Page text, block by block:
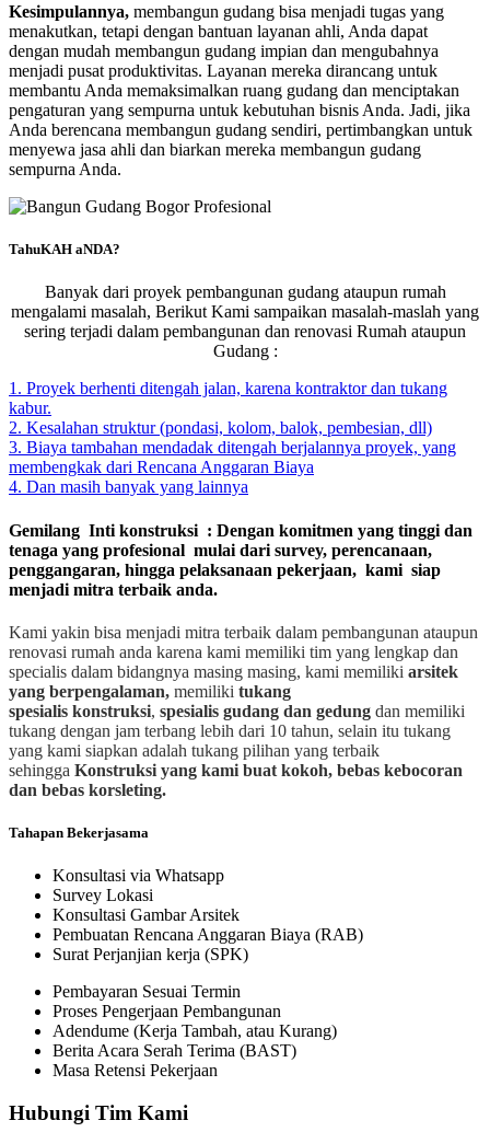
Kesimpulannya, membangun gudang bisa menjadi tugas yang
menakutkan, tetapi dengan bantuan layanan ahli, Anda dapat
dengan mudah membangun gudang impian dan mengubahnya
menjadi pusat produktivitas. Layanan mereka dirancang untuk
membantu Anda memaksimalkan ruang gudang dan menciptakan
pengaturan yang sempurna untuk kebutuhan bisnis Anda. Jadi, jika
Anda berencana membangun gudang sendiri, pertimbangkan untuk
menyewa jasa ahli dan biarkan mereka membangun gudang
sempurna Anda.
TahuKAH aNDA?
Banyak dari proyek pembangunan gudang ataupun rumah
mengalami masalah, Berikut Kami sampaikan masalah-maslah yang
sering terjadi dalam pembangunan dan renovasi Rumah ataupun
Gudang :
1. Proyek berhenti ditengah jalan, karena kontraktor dan tukang
kabur.
2. Kesalahan struktur (pondasi, kolom, balok, pembesian, dll)
3. Biaya tambahan mendadak ditengah berjalannya proyek, yang
membengkak dari Rencana Anggaran Biaya
4. Dan masih banyak yang lainnya
Gemilang Inti konstruksi : Dengan komitmen yang tinggi dan
tenaga yang profesional mulai dari survey, perencanaan,
penggangaran, hingga pelaksanaan pekerjaan, kami siap
menjadi mitra terbaik anda.
Kami yakin bisa menjadi mitra terbaik dalam pembangunan ataupun
renovasi rumah anda karena kami memiliki tim yang lengkap dan
specialis dalam bidangnya masing masing, kami memiliki arsitek
yang berpengalaman, memiliki tukang
spesialis konstruksi, spesialis gudang dan gedung dan memiliki
tukang dengan jam terbang lebih dari 10 tahun, selain itu tukang
yang kami siapkan adalah tukang pilihan yang terbaik
sehingga Konstruksi yang kami buat kokoh, bebas kebocoran
dan bebas korsleting.
Tahapan Bekerjasama
Konsultasi via Whatsapp
Survey Lokasi
Konsultasi Gambar Arsitek
Pembuatan Rencana Anggaran Biaya (RAB)
Surat Perjanjian kerja (SPK)
Pembayaran Sesuai Termin
Proses Pengerjaan Pembangunan
Adendume (Kerja Tambah, atau Kurang)
Berita Acara Serah Terima (BAST)
Masa Retensi Pekerjaan
Hubungi Tim Kami